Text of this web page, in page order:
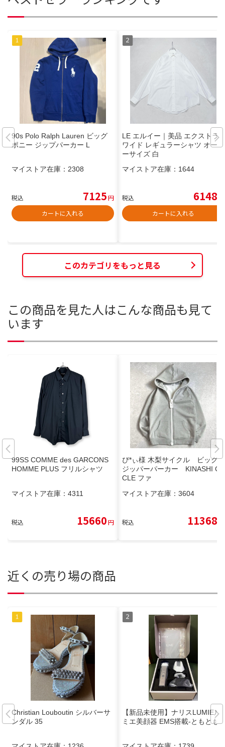
90s Polo Ralph Lauren ビッグ
ポニー ジップパーカー L
マイストア在庫： 2308
税込 7125円
カートに入れる
LE エルイー｜美品 エクストラ
ワイド レギュラーシャツ オーバ
ーサイズ 白
マイストア在庫： 1644
税込 6148
カートに入れる
このカテゴリをもっと見る
この商品を見た人はこんな商品も見て
います
99SS COMME des GARCONS
HOMME PLUS フリルシャツ
マイストア在庫： 4311
税込 15660円
ぴ*ぃ様 木梨サイクル ビッグ
ジッパーパーカー KINASHI CY
CLE ファ
マイストア在庫： 3604
税込 11368
近くの売り場の商品
Christian Louboutin シルバーサ
ンダル 35
【新品未使用】ナリスLUMIEル
ミエ美顔器 EMS搭載-ともとも